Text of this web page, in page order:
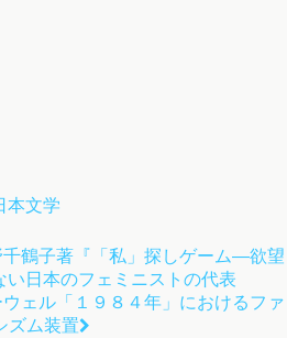
本文学
千鶴子著『「私」探しゲーム―欲望
い日本のフェミニストの代表
ェル「１９８４年」におけるファ
ズム装置